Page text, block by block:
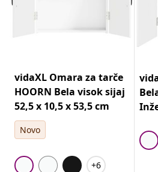
vidaXL Omara za tarče
HOORN Bela visok sijaj
52,5 x 10,5 x 53,5 cm
Novo
+6